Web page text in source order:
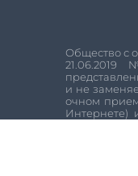
Общество с
21.06.2019
и не
очном
Интернете)